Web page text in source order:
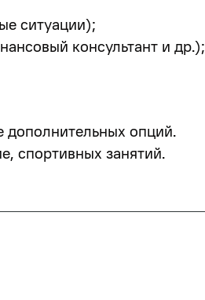
ситуации);
консультант и др.);
дополнительных опций.
спортивных занятий.